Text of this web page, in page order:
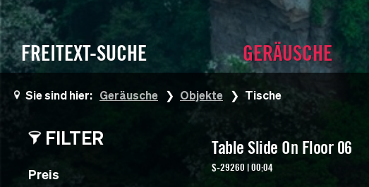
FREITEXT-SUCHE GERÄUSCHE
Sie sind hier: Geräusche Objekte Tische
FILTER
Preis
Table Slide On Floor 06
S-29260 | 00:04